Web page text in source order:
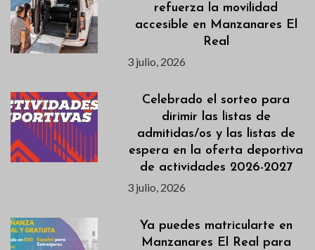
refuerza la movilidad
accesible en Manzanares El
Real
3 julio, 2026
Celebrado el sorteo para
dirimir las listas de
admitidas/os y las listas de
espera en la oferta deportiva
de actividades 2026-2027
3 julio, 2026
Ya puedes matricularte en
Manzanares El Real para